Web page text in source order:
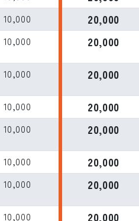
10,000 20,000
10,000 20,000
10,000 20,000
10,000 20,000
10,000 20,000
10,000 20,000
10,000 20,000
10,000 20,000